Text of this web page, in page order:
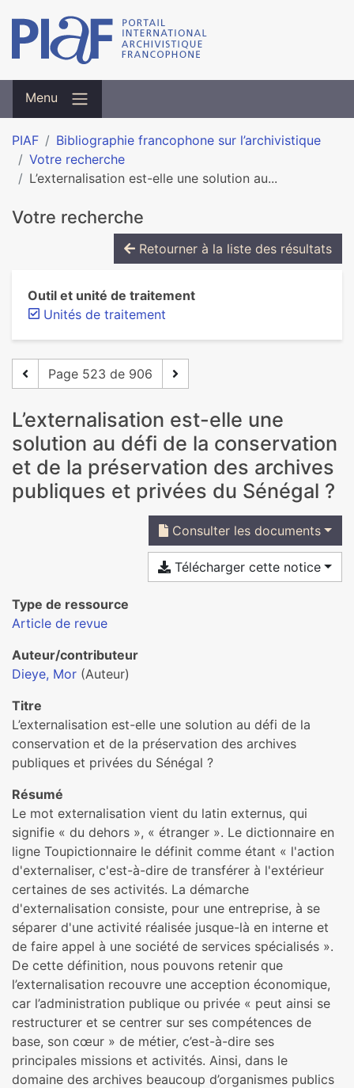
Menu
PIAF
Bibliographie francophone sur l’archivistique
Votre recherche
L’externalisation est-elle une solution au...
Votre recherche
Retourner à la liste des résultats
Outil et unité de traitement
Unités de traitement
Page 523 de 906
L’externalisation est-elle une
solution au défi de la conservation
et de la préservation des archives
publiques et privées du Sénégal ?
Consulter les documents
Télécharger cette notice
Type de ressource
Article de revue
Auteur/contributeur
Dieye, Mor (Auteur)
Titre
L’externalisation est-elle une solution au défi de la
conservation et de la préservation des archives
publiques et privées du Sénégal ?
Résumé
Le mot externalisation vient du latin externus, qui
signifie « du dehors », « étranger ». Le dictionnaire en
ligne Toupictionnaire le définit comme étant « l'action
d'externaliser, c'est-à-dire de transférer à l'extérieur
certaines de ses activités. La démarche
d'externalisation consiste, pour une entreprise, à se
séparer d'une activité réalisée jusque-là en interne et
de faire appel à une société de services spécialisés ».
De cette définition, nous pouvons retenir que
l’externalisation recouvre une acception économique,
car l’administration publique ou privée « peut ainsi se
restructurer et se centrer sur ses compétences de
base, son cœur » de métier, c’est-à-dire ses
principales missions et activités. Ainsi, dans le
domaine des archives beaucoup d’organismes publics